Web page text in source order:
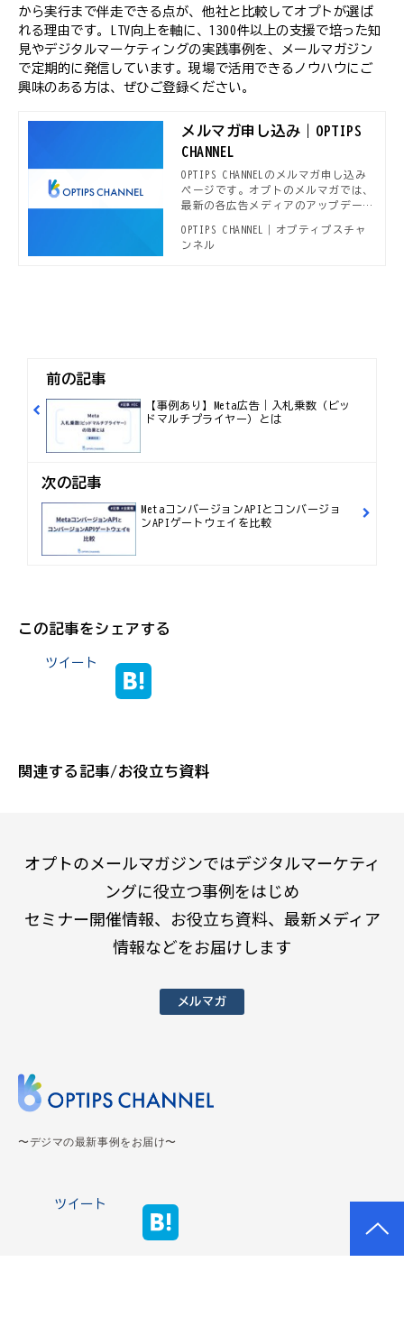
から実行まで伴走できる点が、他社と比較してオプトが選ば
れる理由です。LTV向上を軸に、1300件以上の支援で培った知
見やデジタルマーケティングの実践事例を、メールマガジン
で定期的に発信しています。現場で活用できるノウハウにご
興味のある方は、ぜひご登録ください。
メルマガ申し込み｜OPTIPS
CHANNEL
OPTIPS CHANNELのメルマガ申し込み
ページです。オプトのメルマガでは、
最新の各広告メディアのアップデート
れる新着デジタルマーケティング事
例、セミナー開催案内などデジタルマ
OPTIPS CHANNEL｜オプティプスチャ
ンネル
前の記事
【事例あり】Meta広告｜入札乗数（ビッ
ドマルチプライヤー）とは
次の記事
MetaコンバージョンAPIとコンバージョ
ンAPIゲートウェイを比較
この記事をシェアする
ツイート
関連する記事/お役立ち資料
オプトのメールマガジンではデジタルマーケティ
ングに役立つ事例をはじめ
セミナー開催情報、お役立ち資料、最新メディア
情報などをお届けします
メルマガ
〜デジマの最新事例をお届け〜
ツイート